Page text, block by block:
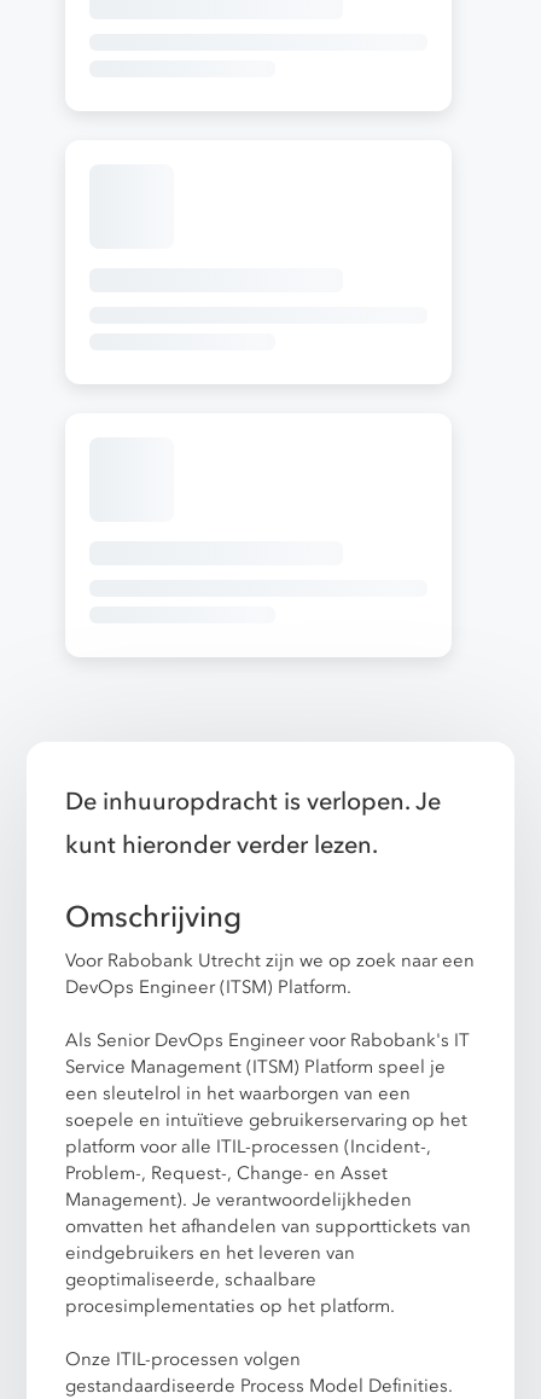
De inhuuropdracht is verlopen. Je
kunt hieronder verder lezen.
Omschrijving
Voor Rabobank Utrecht zijn we op zoek naar een
DevOps Engineer (ITSM) Platform.
Als Senior DevOps Engineer voor Rabobank's IT
Service Management (ITSM) Platform speel je
een sleutelrol in het waarborgen van een
soepele en intuïtieve gebruikerservaring op het
platform voor alle ITIL-processen (Incident-,
Problem-, Request-, Change- en Asset
Management). Je verantwoordelijkheden
omvatten het afhandelen van supporttickets van
eindgebruikers en het leveren van
geoptimaliseerde, schaalbare
procesimplementaties op het platform.
Onze ITIL-processen volgen
gestandaardiseerde Process Model Definities.